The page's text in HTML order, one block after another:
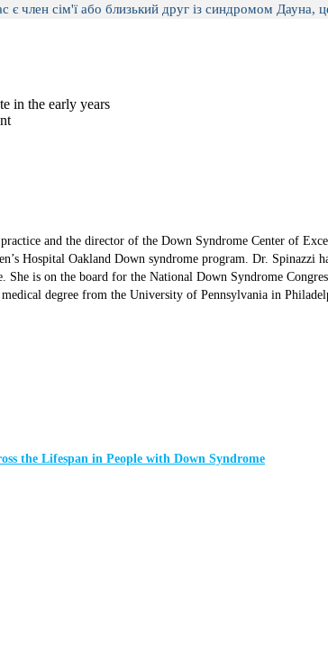
сім'ї або близький друг із синдромом Дауна,
in the early years
and the director of the Down Syndrome Center of
Hospital Oakland Down syndrome program. Dr. Spinazzi
She is on the board for the National Down Syndrome
degree from the University of Pennsylvania in
the Lifespan in People with Down Syndrome